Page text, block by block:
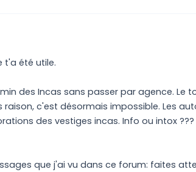
t'a été utile.
des Incas sans passer par agence. Le
c'est désormais impossible. Les
des vestiges incas. Info ou intox ???
que j'ai vu dans ce forum: faites